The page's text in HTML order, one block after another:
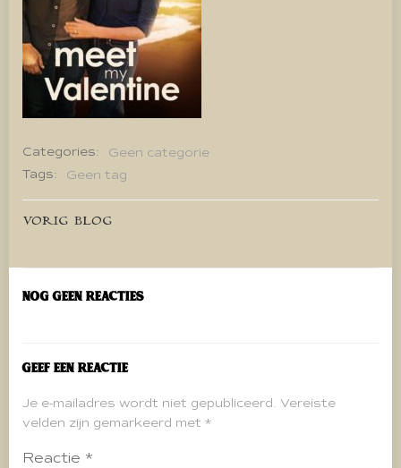
Categories:
Geen categorie
Tags:
Geen tag
Bericht
navigatie
VORIG BLOG
Nog geen reacties
Geef een reactie
Je e-mailadres wordt niet gepubliceerd. Vereiste
velden zijn gemarkeerd met *
Reactie *